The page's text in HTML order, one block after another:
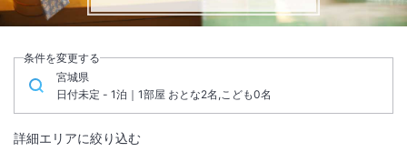
条件を変更する
宮城県
日付未定 - 1泊｜1部屋 おとな2名,こども0名
詳細エリアに絞り込む